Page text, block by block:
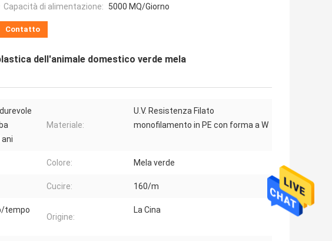
Capacità di alimentazione:
5000 MQ/Giorno
Contatto
dell'animale domestico verde mela
Materiale:
U.V. Resistenza Filato
monofilamento in PE con forma a W
Colore: Mela verde
Cucire: 160/m
tempo
Origine:
La Cina